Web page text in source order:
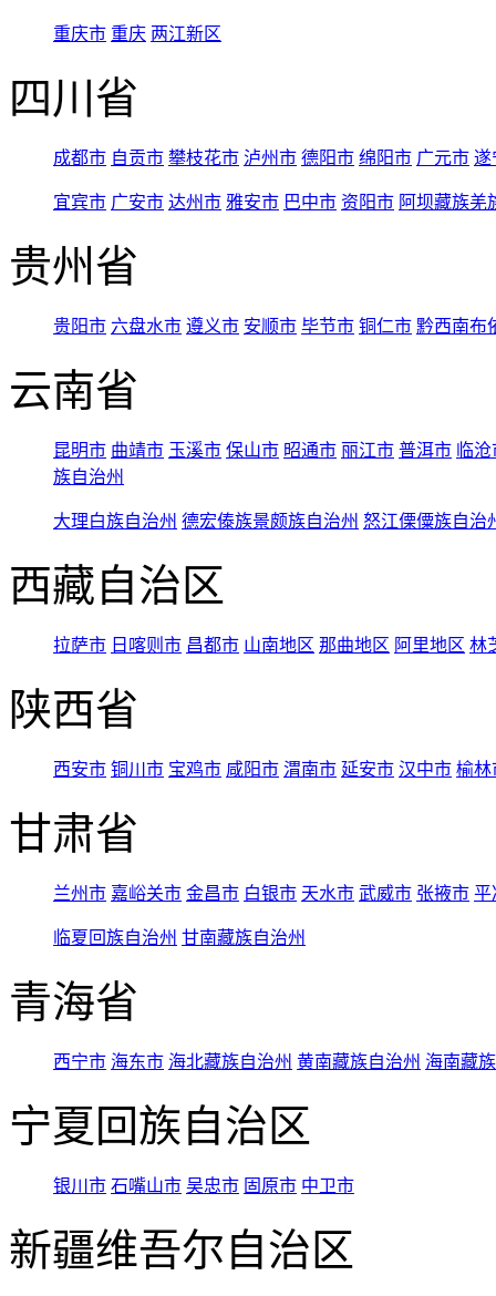
重庆市 重庆 两江新区
四川省
成都市 自贡市 攀枝花市 泸州市 德阳市 绵阳市 广元市 遂
宜宾市 广安市 达州市 雅安市 巴中市 资阳市 阿坝藏族羌
贵州省
贵阳市 六盘水市 遵义市 安顺市 毕节市 铜仁市 黔西南布
云南省
昆明市 曲靖市 玉溪市 保山市 昭通市 丽江市 普洱市 临
族自治州
大理白族自治州 德宏傣族景颇族自治州 怒江傈僳族自治
西藏自治区
拉萨市 日喀则市 昌都市 山南地区 那曲地区 阿里地区 林
陕西省
西安市 铜川市 宝鸡市 咸阳市 渭南市 延安市 汉中市 榆林
甘肃省
兰州市 嘉峪关市 金昌市 白银市 天水市 武威市 张掖市 平
临夏回族自治州 甘南藏族自治州
青海省
西宁市 海东市 海北藏族自治州 黄南藏族自治州 海南藏
宁夏回族自治区
银川市 石嘴山市 吴忠市 固原市 中卫市
新疆维吾尔自治区